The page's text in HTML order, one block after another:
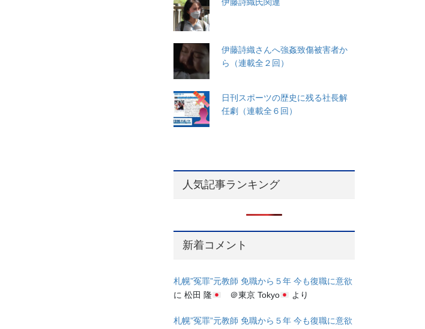
伊藤詩織さんへ強姦致傷被害者か
ら（連載全２回）
日刊スポーツの歴史に残る社長解
任劇（連載全６回）
人気記事ランキング
新着コメント
札幌”冤罪”元教師 免職から５年 今も復職に意欲
に松田 隆 ＠東京 Tokyo より
札幌”冤罪”元教師 免職から５年 今も復職に意欲